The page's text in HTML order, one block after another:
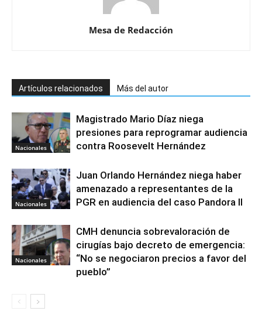
Mesa de Redacción
Artículos relacionados Más del autor
Nacionales
Magistrado Mario Díaz niega
presiones para reprogramar audiencia
contra Roosevelt Hernández
Nacionales
Juan Orlando Hernández niega haber
amenazado a representantes de la
PGR en audiencia del caso Pandora II
Nacionales
CMH denuncia sobrevaloración de
cirugías bajo decreto de emergencia:
“No se negociaron precios a favor del
pueblo”